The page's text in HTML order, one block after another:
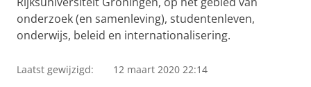
onderzoek (en samenleving), studentenleven,
onderwijs, beleid en internationalisering.
Laatst gewijzigd: 12 maart 2020 22:14